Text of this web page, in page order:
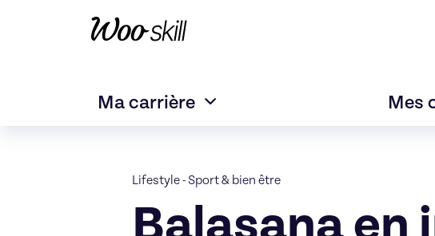
Ma carrière Mes
Lifestyle- Sport & bien être